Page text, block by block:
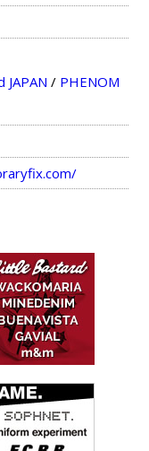
JAPAN / PHENOM